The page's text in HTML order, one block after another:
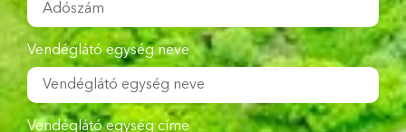
Vendéglátó egység neve
Vendéglátó egység címe